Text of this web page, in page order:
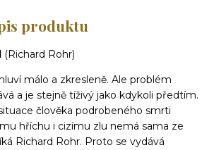
produktu
(Richard Rohr)
málo a zkresleně. Ale problém
a je stejně tíživý jako kdykoli předtím.
člověka podrobeného smrti
hříchu i cizímu zlu nemá sama ze
Richard Rohr. Proto se vydává